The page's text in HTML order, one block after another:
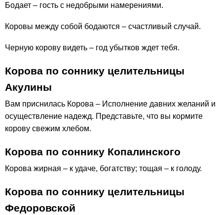
Бодает – гость с недобрыми намерениями.
Коровы между собой бодаются – счастливый случай.
Черную корову видеть – год убытков ждет тебя.
Корова по соннику целительницы
Акулины
Вам приснилась Корова – Исполнение давних желаний и
осуществление надежд. Представьте, что вы кормите
корову свежим хлебом.
Корова по соннику Копалинского
Корова жирная – к удаче, богатству; тощая – к голоду.
Корова по соннику целительницы
Федоровской